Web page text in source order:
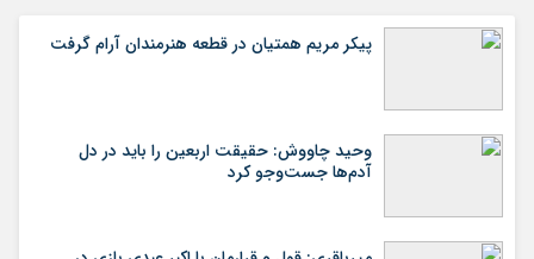
پیکر مریم همتیان در قطعه هنرمندان آرام گرفت
وحید چاووش: حقیقت اربعین را باید در دل
آدم‌ها جست‌وجو کرد